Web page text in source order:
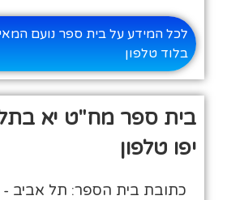
לכל המידע על בית ספר נועם
בלוד טלפון
בית ספר מח"ט יא
יפו טלפון
כתובת בית הספר: תל אביב -